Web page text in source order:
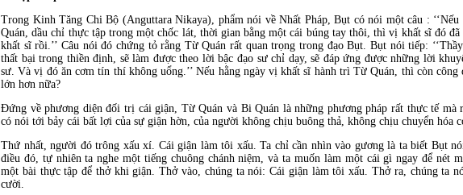
Trong Kinh Tăng Chi Bộ (Anguttara Nikaya), phẩm nói về Nhất Pháp, Bụt có nói một câu :
Quán, dầu chỉ thực tập trong một chốc lát, thời gian bằng một cái búng tay thôi, thì vị khất sĩ đó
khất sĩ rồi.’’ Câu nói đó chứng tỏ rằng Từ Quán rất quan trọng trong đạo Bụt. Bụt nói tiếp:
thất bại trong thiền định, sẽ làm được theo lời bậc đạo sư chỉ dạy, sẽ đáp ứng được những lời
sư. Và vị đó ăn cơm tín thí không uổng.’’ Nếu hằng ngày vị khất sĩ hành trì Từ Quán, thì còn công
lớn hơn nữa?
Đứng về phương diện đối trị cái giận, Từ Quán và Bi Quán là những phương pháp rất thực tế mà
có nói tới bảy cái bất lợi của sự giận hờn, của người không chịu buông thả, không chịu chuyển hóa
Thứ nhất, người đó trông xấu xí. Cái giận làm tôi xấu. Ta chỉ cần nhìn vào gương là ta biết Bụt
điều đó, tự nhiên ta nghe một tiếng chuông chánh niệm, và ta muốn làm một cái gì ngay để nét
một bài thực tập để thở khi giận. Thở vào, chúng ta nói: Cái giận làm tôi xấu. Thở ra, chúng ta
cười.